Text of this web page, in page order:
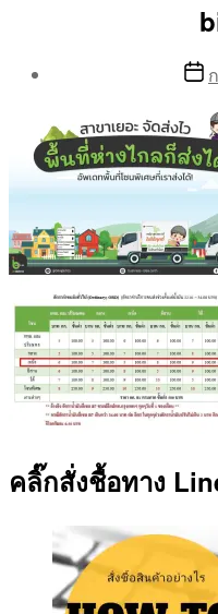
Aea
Post
คลิ๊กสั่งชื้อทาง